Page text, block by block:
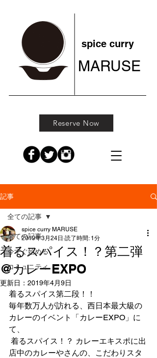
spice curry
MARUSE
Reserve Now
記事
全ての記事
今すぐ始める
コミュニティ
全ての記事
着るスパイス！？第二弾
@カレーEXPO
spice curry MARUSE
2019年3月24日 読了時間: 1分
更新日： 2019年4月9日
着るスパイス第二段！！
毎年数万人が訪れる、西日本最大級の
カレーのイベント「カレーEXPO」に
て、
店中のカレーやさんの、こだわりスタ